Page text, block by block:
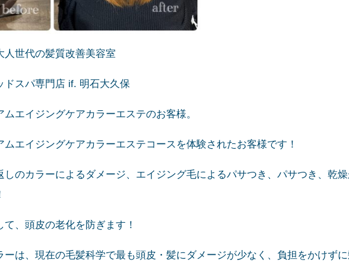
人世代の髪質改善美容室
ドスパ専門店 if. 明石大久保
エイジングケアカラーエステのお客様。
エイジングケアカラーエステコースを体験されたお客様です！
しのカラーによるダメージ、エイジング毛によるパサつき、パサつき、乾
、頭皮の老化を防ぎます！
ーは、現在の毛髪科学で最も頭皮・髪にダメージが少なく、負担をかけず